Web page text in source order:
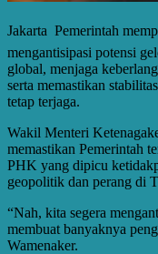
Jakarta  Pemerintah
mengantisipasi potensi
global, menjaga
serta memastikan
tetap terjaga.
Wakil Menteri
memastikan Pemerintah
PHK yang dipicu
geopolitik dan perang di
“Nah, kita segera
membuat banyaknya
Wamenaker.